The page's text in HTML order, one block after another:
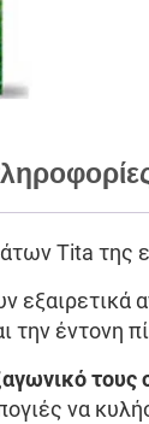
Tita της
εξαιρετικά
την έντονη
τους
να